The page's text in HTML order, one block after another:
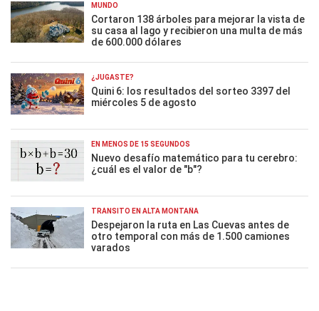
MUNDO
Cortaron 138 árboles para mejorar la vista de
su casa al lago y recibieron una multa de más
de 600.000 dólares
¿JUGASTE?
Quini 6: los resultados del sorteo 3397 del
miércoles 5 de agosto
EN MENOS DE 15 SEGUNDOS
Nuevo desafío matemático para tu cerebro:
¿cuál es el valor de "b"?
TRÁNSITO EN ALTA MONTAÑA
Despejaron la ruta en Las Cuevas antes de
otro temporal con más de 1.500 camiones
varados